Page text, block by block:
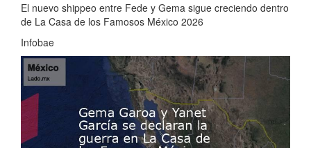
El nuevo shippeo entre Fede y Gema sigue creciendo dentro
de La Casa de los Famosos México 2026
Infobae